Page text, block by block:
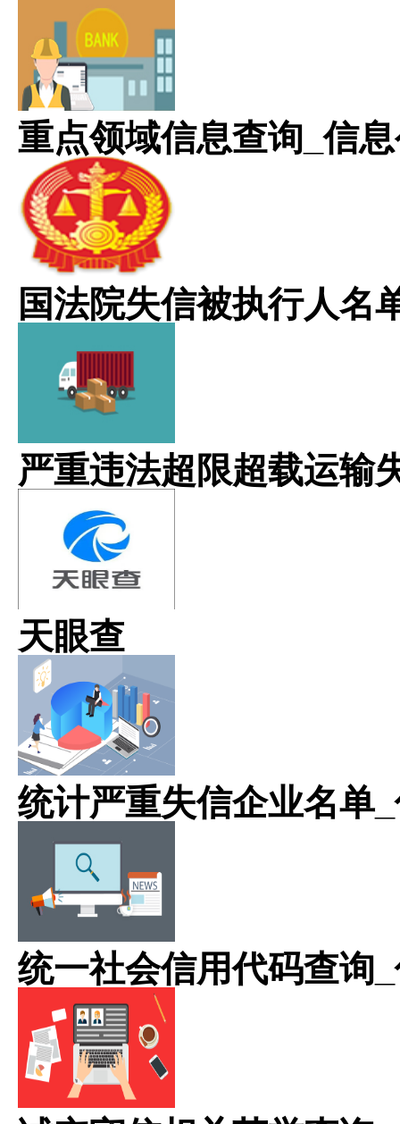
重点领域信息查询_信
国法院失信被执行人名
严重违法超限超载运输
天眼查
统计严重失信企业名单
统一社会信用代码查询